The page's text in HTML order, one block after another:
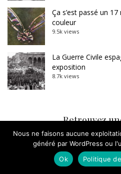
Ça s’est passé un
couleur
9.5k views
La Guerre Civile
exposition
8.7k views
Retrouvez
Nous ne faisons aucune
généré par WordPress ou
Ok
Politique